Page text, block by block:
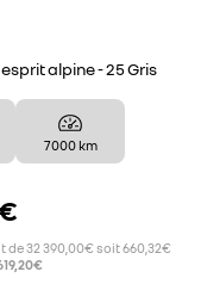
alpine - 25 Gris
7 000 km
de 32 390,00€ soit 660,32€